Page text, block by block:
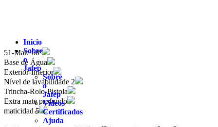
Inicio
Sobre
o
Jafep
Sobre
o
Jafep
Videos
Certificados
Ajuda
51-Mate 60º
Base de Água
Exterior-Interior
Nível de lavabilidade 2
Trincha-Rolo-Pistola
Extra mate profundo
maticidad 5